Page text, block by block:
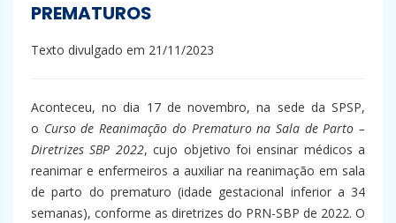
PREMATUROS
Texto divulgado em 21/11/2023
Aconteceu, no dia 17 de novembro, na sede da SPSP,
o Curso de Reanimação do Prematuro na Sala de Parto –
Diretrizes SBP 2022, cujo objetivo foi ensinar médicos a
reanimar e enfermeiros a auxiliar na reanimação em sala
de parto do prematuro (idade gestacional inferior a 34
semanas), conforme as diretrizes do PRN-SBP de 2022. O